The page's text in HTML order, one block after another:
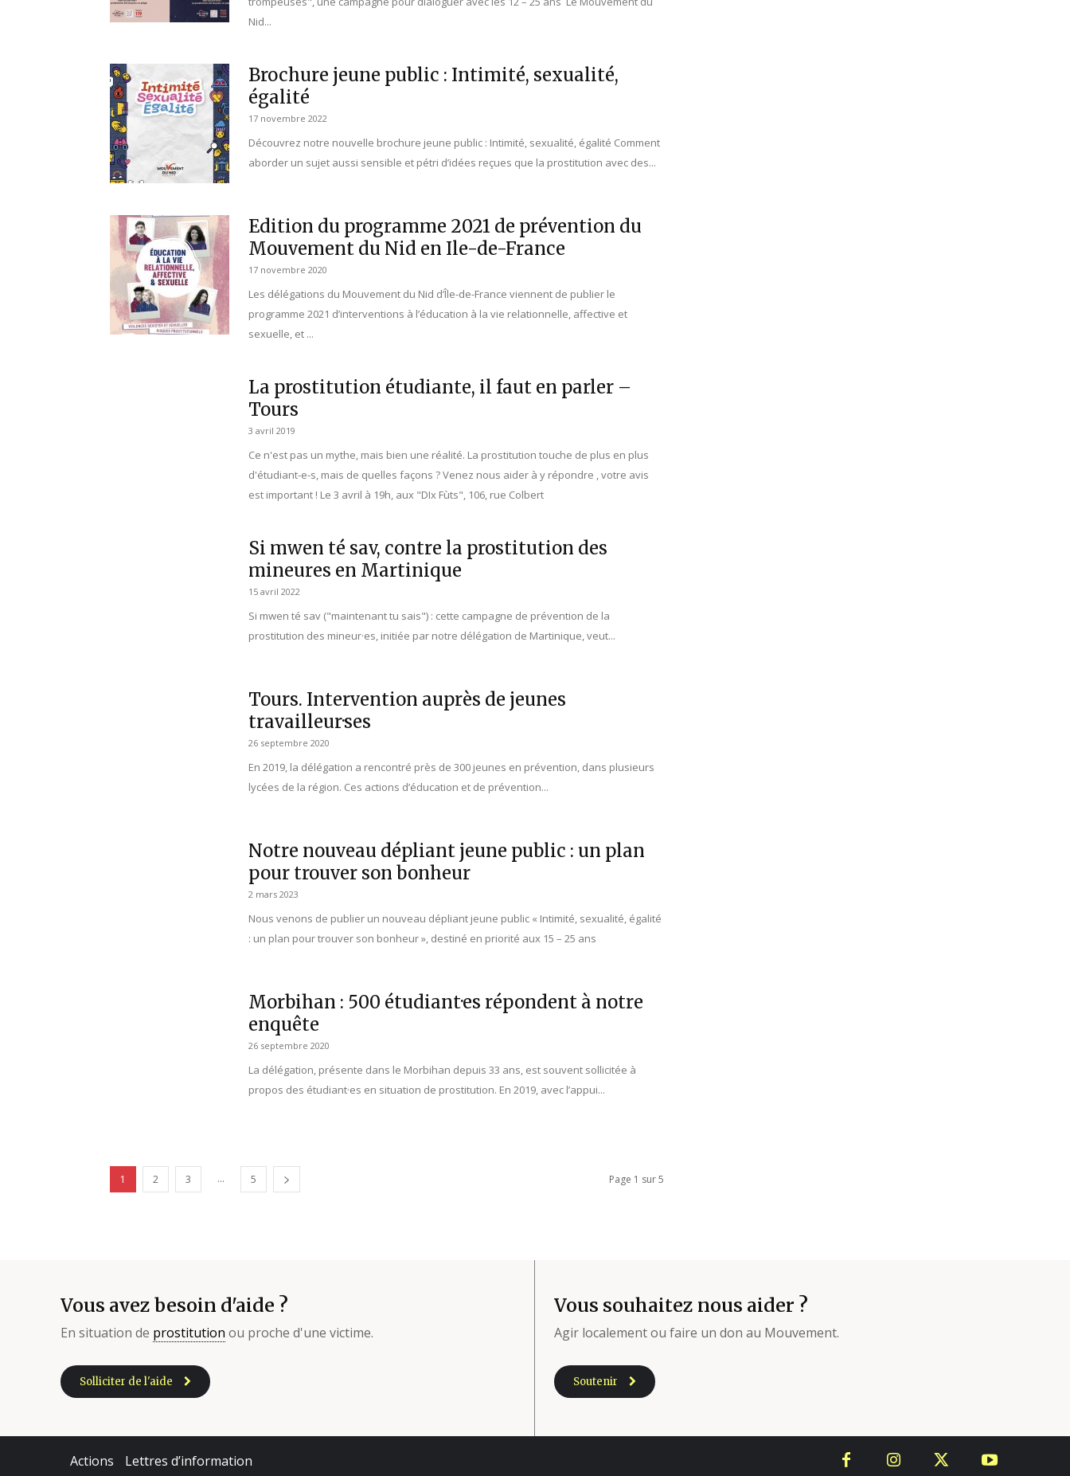
Nid...
Brochure jeune public : Intimité, sexualité,
égalité
17 novembre 2022
Découvrez notre nouvelle brochure jeune public : Intimité, sexualité, égalité Comment
aborder un sujet aussi sensible et pétri d’idées reçues que la prostitution avec des...
Edition du programme 2021 de prévention du
Mouvement du Nid en Ile-de-France
17 novembre 2020
Les délégations du Mouvement du Nid d’Île-de-France viennent de publier le
programme 2021 d’interventions à l’éducation à la vie relationnelle, affective et
sexuelle, et ...
La prostitution étudiante, il faut en parler –
Tours
3 avril 2019
Ce n'est pas un mythe, mais bien une réalité. La prostitution touche de plus en plus
d'étudiant-e-s, mais de quelles façons ? Venez nous aider à y répondre , votre avis
est important ! Le 3 avril à 19h, aux "DIx Fùts", 106, rue Colbert
Si mwen té sav, contre la prostitution des
mineures en Martinique
15 avril 2022
Si mwen té sav ("maintenant tu sais") : cette campagne de prévention de la
prostitution des mineur·es, initiée par notre délégation de Martinique, veut...
Tours. Intervention auprès de jeunes
travailleur·ses
26 septembre 2020
En 2019, la délégation a rencontré près de 300 jeunes en prévention, dans plusieurs
lycées de la région. Ces actions d’éducation et de prévention...
Notre nouveau dépliant jeune public : un plan
pour trouver son bonheur
2 mars 2023
Nous venons de publier un nouveau dépliant jeune public « Intimité, sexualité, égalité
: un plan pour trouver son bonheur », destiné en priorité aux 15 – 25 ans
Morbihan : 500 étudiant·es répondent à notre
enquête
26 septembre 2020
La délégation, présente dans le Morbihan depuis 33 ans, est souvent sollicitée à
propos des étudiant·es en situation de prostitution. En 2019, avec l’appui...
1 2 3 ... 5 Page 1 sur 5
Vous avez besoin d'aide ?
En situation de prostitution ou proche d'une victime.
Solliciter de l'aide
Vous souhaitez nous aider ?
Agir localement ou faire un don au Mouvement.
Soutenir
Actions Lettres d’information